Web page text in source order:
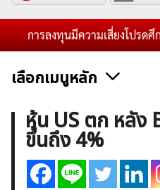
VPS Register
ค้นหา
สำหรับ:
การลงทุนมีความเสี่ยงโปรดศึกษ
เลือกเมนูหลัก
ข่าวฟอเร็กซ์และสกุลเงิน คริปโ
บทวิเคราะห์
เศรษฐกิจทั่วไป
สินค้าโภคภัณฑ์
โบรกเกอร์ FX
หุ้น US ตก หลัง
ขึ้นถึง 4%